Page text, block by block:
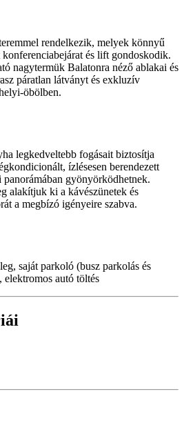
rendelkezik, melyek könnyű
és lift gondoskodik.
nagytermük Balatonra néző ablakai és
páratlan látványt és exkluzív
öbölben.
legkedveltebb fogásait biztosítja
ízlésesen berendezett
gyönyörködhetnek.
alakítjuk ki a kávészünetek és
a megbízó igényeire szabva.
saját parkoló (busz parkolás és
elektromos autó töltés